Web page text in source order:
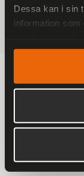
Dessa kan i sin
information som